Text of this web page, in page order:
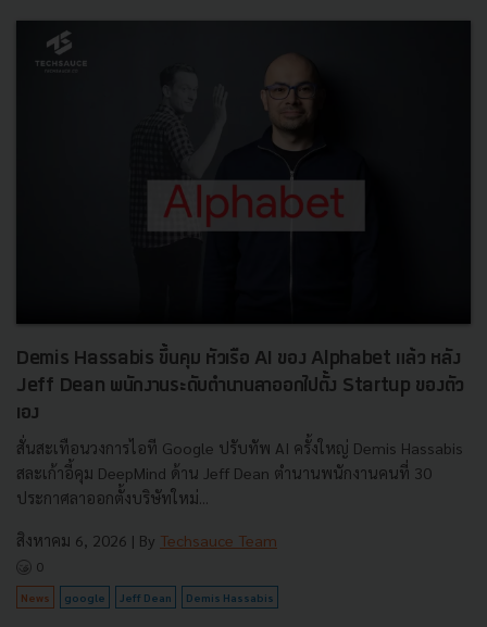
Demis Hassabis ขึ้นคุม หัวเรือ AI ของ Alphabet แล้ว หลัง
Jeff Dean พนักงานระดับตำนานลาออกไปตั้ง Startup ของตัว
เอง
สั่นสะเทือนวงการไอที Google ปรับทัพ AI ครั้งใหญ่ Demis Hassabis
สละเก้าอี้คุม DeepMind ด้าน Jeff Dean ตำนานพนักงานคนที่ 30
ประกาศลาออกตั้งบริษัทใหม่...
สิงหาคม 6, 2026 | By Techsauce Team
0
News google Jeff Dean Demis Hassabis